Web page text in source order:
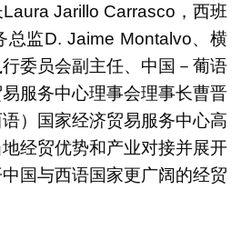
Jarillo Carrasco，西班
总监D. Jaime Montalvo、横
委员会副主任、中国－葡语
易服务中心理事会理事长曹晋
）国家经济贸易服务中心高
经贸优势和产业对接并展开
国与西语国家更广阔的经贸